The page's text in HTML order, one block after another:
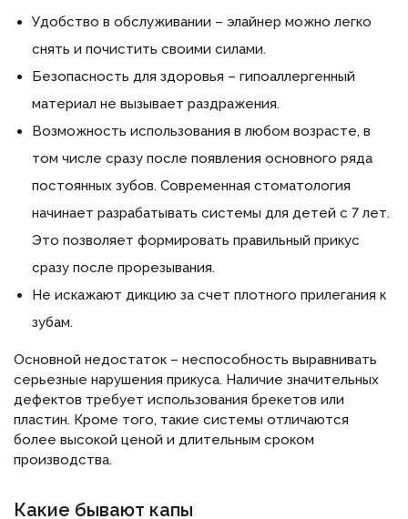
Удобство в обслуживании – элайнер можно легко
снять и почистить своими силами.
Безопасность для здоровья – гипоаллергенный
материал не вызывает раздражения.
Возможность использования в любом возрасте, в
том числе сразу после появления основного ряда
постоянных зубов. Современная стоматология
начинает разрабатывать системы для детей с 7 лет.
Это позволяет формировать правильный прикус
сразу после прорезывания.
Не искажают дикцию за счет плотного прилегания к
зубам.
Основной недостаток – неспособность выравнивать
серьезные нарушения прикуса. Наличие значительных
дефектов требует использования брекетов или
пластин. Кроме того, такие системы отличаются
более высокой ценой и длительным сроком
производства.
Какие бывают капы